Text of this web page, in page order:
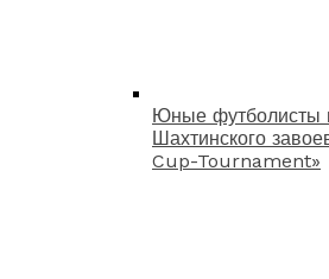
Юные футболисты
Шахтинского
Cup-Tournament»